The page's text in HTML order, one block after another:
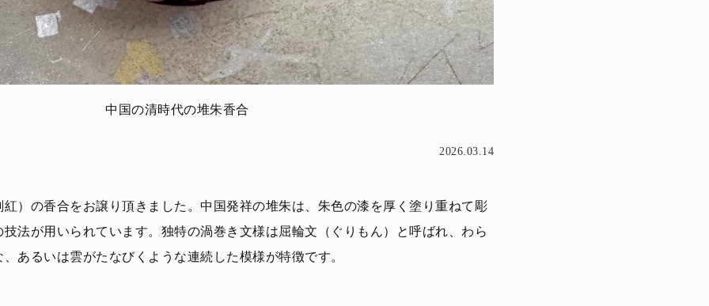
中国の清時代の堆朱香合
2026.03.14
）の香合をお譲り頂きました。中国発祥の堆朱は、朱色の漆を厚く塗り重ねて彫
法が用いられています。独特の渦巻き文様は屈輪文（ぐりもん）と呼ばれ、わら
あるいは雲がたなびくような連続した模様が特徴です。